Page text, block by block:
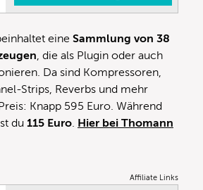
eine Sammlung von 38
n, die als Plugin oder auch
Da sind Kompressoren,
Strips, Reverbs und mehr
Knapp 595 Euro. Während
du 115 Euro. Hier bei Thomann
Affiliate Links